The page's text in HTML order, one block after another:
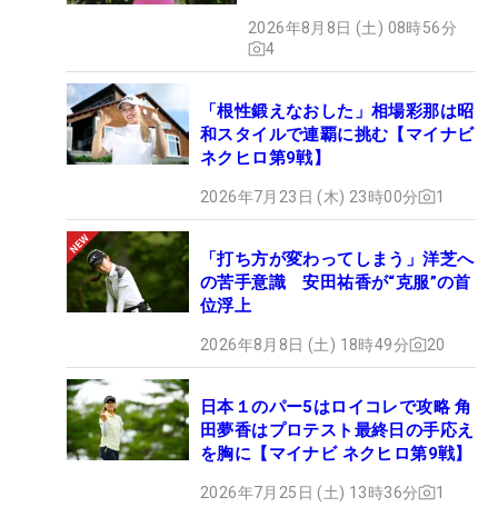
2026年8月8日 (土) 08時56分
4
「根性鍛えなおした」相場彩那は昭
和スタイルで連覇に挑む【マイナビ
ネクヒロ第9戦】
2026年7月23日 (木) 23時00分 1
「打ち方が変わってしまう」洋芝へ
の苦手意識 安田祐香が“克服”の首
位浮上
2026年8月8日 (土) 18時49分 20
日本１のパー5はロイコレで攻略 角
田夢香はプロテスト最終日の手応え
を胸に【マイナビ ネクヒロ第9戦】
2026年7月25日 (土) 13時36分 1